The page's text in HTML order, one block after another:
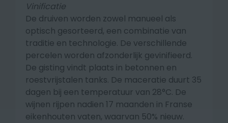
Vinificatie
De druiven worden zowel manueel als
optisch gesorteerd, een combinatie van
traditie en technologie. De verschillende
percelen worden afzonderlijk gevinifieerd.
De gisting vindt plaats in betonnen en
roestvrijstalen tanks. De maceratie duurt 35
dagen bij een temperatuur van 28°C. De
wijnen rijpen nadien 17 maanden in Franse
eikenhouten vaten, waarvan 50% nieuw.